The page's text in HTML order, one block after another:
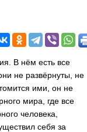
В нём есть все
не развёрнуты, не
ими, он не
мира, где все
человека,
себя за